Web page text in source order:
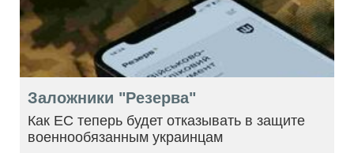
Заложники "Резерва"
Как ЕС теперь будет отказывать в защите
военнообязанным украинцам